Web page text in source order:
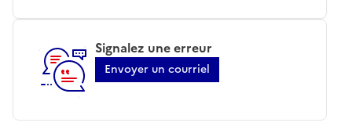
Signalez une erreur
Envoyer un courriel